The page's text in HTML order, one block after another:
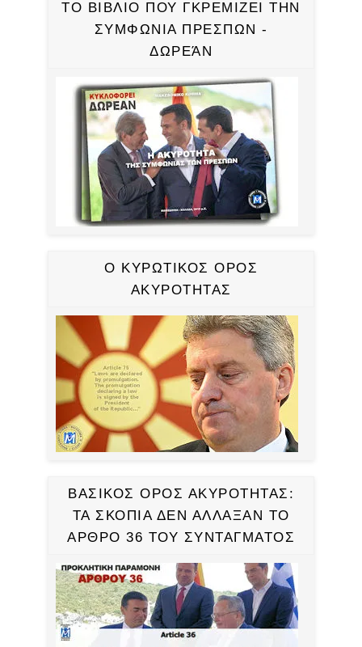
ΤΟ ΒΙΒΛΙΟ ΠΟΥ ΓΚΡΕΜΙΖΕΙ ΤΗΝ
ΣΥΜΦΩΝΙΑ ΠΡΕΣΠΩΝ -
ΔΩΡΕΆΝ
Ο ΚΥΡΩΤΙΚΟΣ ΟΡΟΣ
ΑΚΥΡΟΤΗΤΑΣ
ΒΑΣΙΚΟΣ ΟΡΟΣ ΑΚΥΡΟΤΗΤΑΣ:
ΤΑ ΣΚΟΠΙΑ ΔΕΝ ΑΛΛΑΞΑΝ ΤΟ
ΑΡΘΡΟ 36 ΤΟΥ ΣΥΝΤΑΓΜΑΤΟΣ